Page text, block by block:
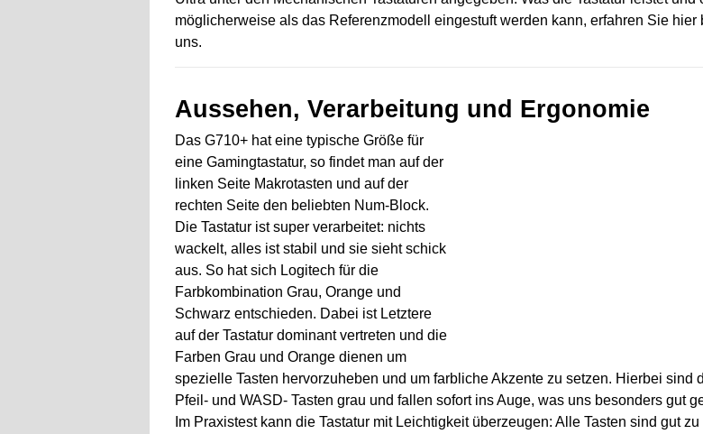
möglicherweise als das Referenzmodell eingestuft werden kann, erfahren Sie hier
uns.
Aussehen, Verarbeitung und Ergonomie
Das G710+ hat eine typische Größe für
eine Gamingtastatur, so findet man auf der
linken Seite Makrotasten und auf der
rechten Seite den beliebten Num-Block.
Die Tastatur ist super verarbeitet: nichts
wackelt, alles ist stabil und sie sieht schick
aus. So hat sich Logitech für die
Farbkombination Grau, Orange und
Schwarz entschieden. Dabei ist Letztere
auf der Tastatur dominant vertreten und die
Farben Grau und Orange dienen um
spezielle Tasten hervorzuheben und um farbliche Akzente zu setzen. Hierbei sind
Pfeil- und WASD- Tasten grau und fallen sofort ins Auge, was uns besonders gut
Im Praxistest kann die Tastatur mit Leichtigkeit überzeugen: Alle Tasten sind gut zu